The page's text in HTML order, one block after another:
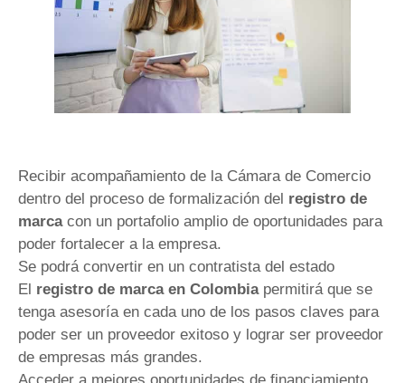
Recibir acompañamiento de la Cámara de Comercio
dentro del proceso de formalización del registro de
marcacon un portafolio amplio de oportunidades para
poder fortalecer a la empresa.
Se podrá convertir en un contratista del estado
El registro de marca en Colombiapermitirá que se
tenga asesoría en cada uno de los pasos claves para
poder ser un proveedor exitoso y lograr ser proveedor
de empresas más grandes.